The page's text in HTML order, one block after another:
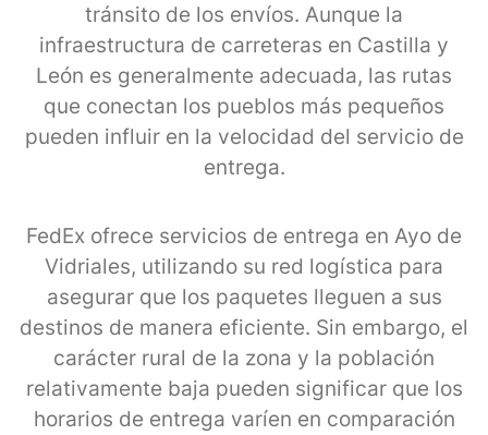
tránsito de los envíos. Aunque la
infraestructura de carreteras en Castilla y
León es generalmente adecuada, las rutas
que conectan los pueblos más pequeños
pueden influir en la velocidad del servicio de
entrega.
FedEx ofrece servicios de entrega en Ayo de
Vidriales, utilizando su red logística para
asegurar que los paquetes lleguen a sus
destinos de manera eficiente. Sin embargo, el
carácter rural de la zona y la población
relativamente baja pueden significar que los
horarios de entrega varíen en comparación